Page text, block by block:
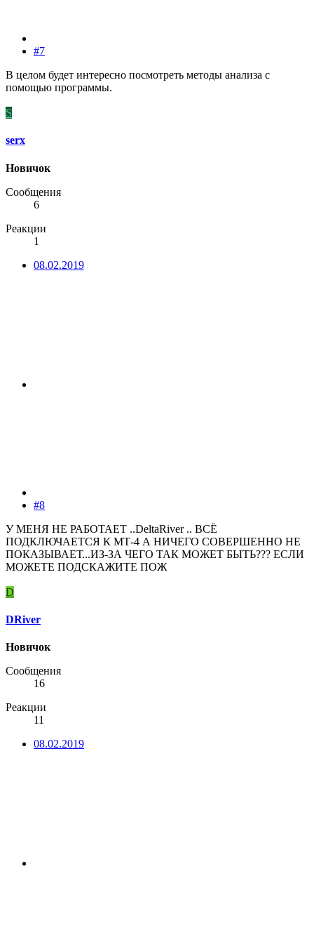
#7
В целом будет интересно посмотреть методы анализа с
помощью программы.
S
serx
Новичок
Сообщения
6
Реакции
1
08.02.2019
#8
У МЕНЯ НЕ РАБОТАЕТ ..DeltaRiver .. ВСЁ
ПОДКЛЮЧАЕТСЯ К МТ-4 А НИЧЕГО СОВЕРШЕННО НЕ
ПОКАЗЫВАЕТ...ИЗ-ЗА ЧЕГО ТАК МОЖЕТ БЫТЬ??? ЕСЛИ
МОЖЕТЕ ПОДСКАЖИТЕ ПОЖ
D
DRiver
Новичок
Сообщения
16
Реакции
11
08.02.2019